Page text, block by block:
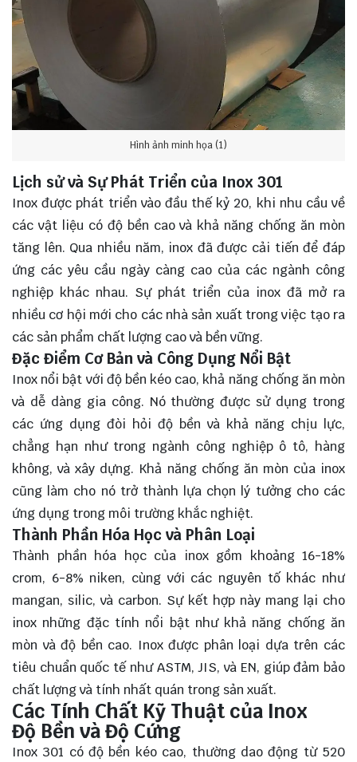
Hình ảnh minh họa (1)
Lịch sử và Sự Phát Triển của Inox 301
Inox được phát triển vào đầu thế kỷ 20, khi nhu cầu về
các vật liệu có độ bền cao và khả năng chống ăn mòn
tăng lên. Qua nhiều năm, inox đã được cải tiến để đáp
ứng các yêu cầu ngày càng cao của các ngành công
nghiệp khác nhau. Sự phát triển của inox đã mở ra
nhiều cơ hội mới cho các nhà sản xuất trong việc tạo ra
các sản phẩm chất lượng cao và bền vững.
Đặc Điểm Cơ Bản và Công Dụng Nổi Bật
Inox nổi bật với độ bền kéo cao, khả năng chống ăn mòn
và dễ dàng gia công. Nó thường được sử dụng trong
các ứng dụng đòi hỏi độ bền và khả năng chịu lực,
chẳng hạn như trong ngành công nghiệp ô tô, hàng
không, và xây dựng. Khả năng chống ăn mòn của inox
cũng làm cho nó trở thành lựa chọn lý tưởng cho các
ứng dụng trong môi trường khắc nghiệt.
Thành Phần Hóa Học và Phân Loại
Thành phần hóa học của inox gồm khoảng 16-18%
crom, 6-8% niken, cùng với các nguyên tố khác như
mangan, silic, và carbon. Sự kết hợp này mang lại cho
inox những đặc tính nổi bật như khả năng chống ăn
mòn và độ bền cao. Inox được phân loại dựa trên các
tiêu chuẩn quốc tế như ASTM, JIS, và EN, giúp đảm bảo
chất lượng và tính nhất quán trong sản xuất.
Các Tính Chất Kỹ Thuật của Inox
Độ Bền và Độ Cứng
Inox 301 có độ bền kéo cao, thường dao động từ 520